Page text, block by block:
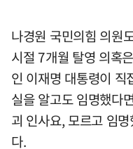
나경원 국민의힘 의원
시절 7개월 탈영 의혹
인 이재명 대통령이 직
실을 알고도 임명했다
괴 인사요, 모르고 임
다.